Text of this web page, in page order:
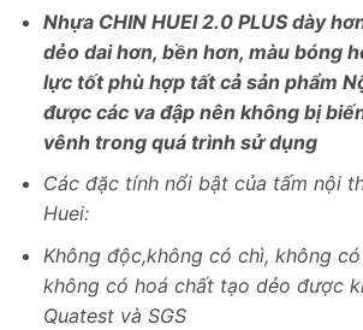
Nhựa CHIN HUEI 2.0 PLUS dày
dẻo dai hơn, bền hơn, màu bóng
lực tốt phù hợp tất cả sản phẩm
được các va đập nên không bị
vênh trong quá trình sử dụng
Các đặc tính nổi bật của tấm nội
Huei:
Không độc,không có chì, không
không có hoá chất tạo dẻo được
Quatest và SGS